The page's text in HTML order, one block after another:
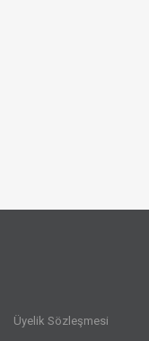
Üyelik Sözleşmesi